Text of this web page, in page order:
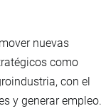
nuevas
como
con el
y generar empleo.